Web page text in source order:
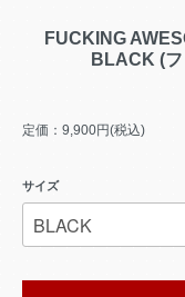
FUCKING
BLACK (
定価：9,900円(税込)
サイズ